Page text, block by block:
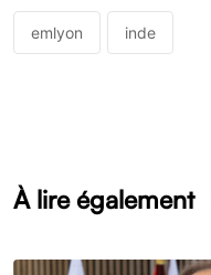
emlyon inde
À lire également